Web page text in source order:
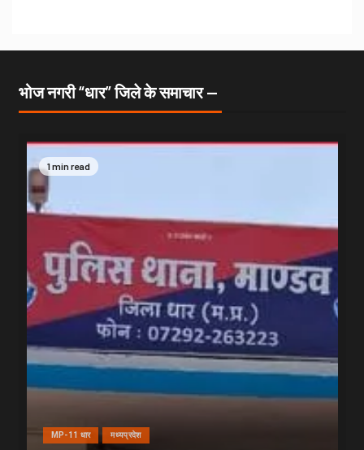
भोज नगरी “धार” जिले के समाचार —
1 min read
MP-11 धार मध्यप्रदेश